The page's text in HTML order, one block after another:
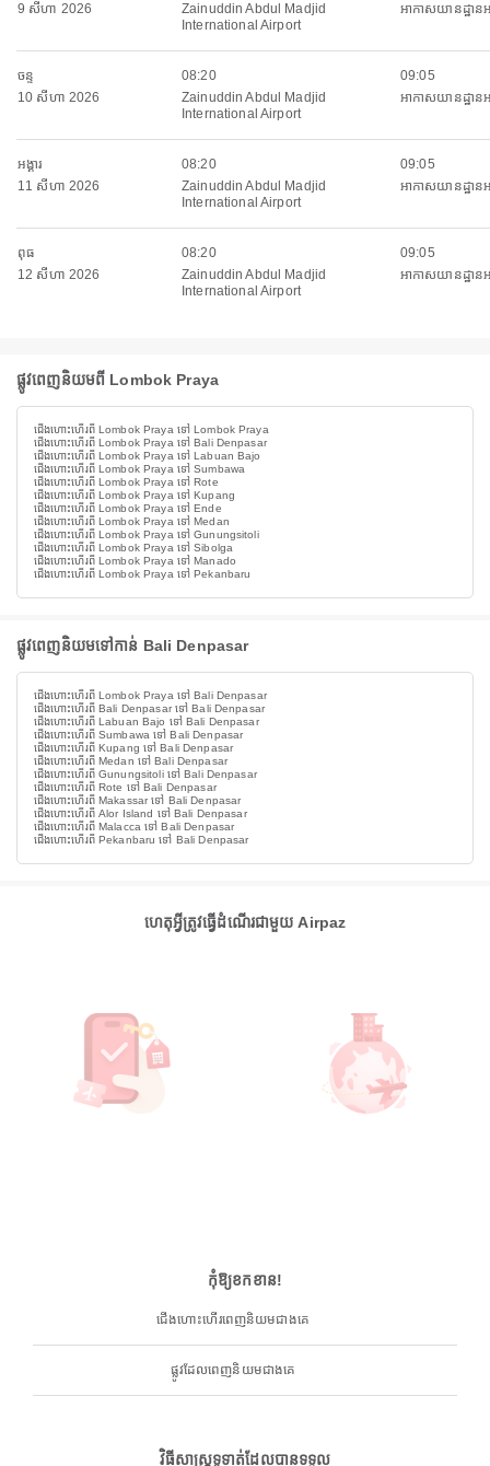
9 សីហា 2026
Zainuddin Abdul Madjid
International Airport
អាកាសយានដ្ឋានអ
ចន្ទ
10 សីហា 2026
08:20
Zainuddin Abdul Madjid
International Airport
09:05
អាកាសយានដ្ឋានអ
អង្គារ
11 សីហា 2026
08:20
Zainuddin Abdul Madjid
International Airport
09:05
អាកាសយានដ្ឋានអ
ពុធ
12 សីហា 2026
08:20
Zainuddin Abdul Madjid
International Airport
09:05
អាកាសយានដ្ឋានអ
ផ្លូវពេញនិយមពី Lombok Praya
ជើងហោះហើរពី Lombok Praya ទៅ Lombok Praya
ជើងហោះហើរពី Lombok Praya ទៅ Bali Denpasar
ជើងហោះហើរពី Lombok Praya ទៅ Labuan Bajo
ជើងហោះហើរពី Lombok Praya ទៅ Sumbawa
ជើងហោះហើរពី Lombok Praya ទៅ Rote
ជើងហោះហើរពី Lombok Praya ទៅ Kupang
ជើងហោះហើរពី Lombok Praya ទៅ Ende
ជើងហោះហើរពី Lombok Praya ទៅ Medan
ជើងហោះហើរពី Lombok Praya ទៅ Gunungsitoli
ជើងហោះហើរពី Lombok Praya ទៅ Sibolga
ជើងហោះហើរពី Lombok Praya ទៅ Manado
ជើងហោះហើរពី Lombok Praya ទៅ Pekanbaru
ផ្លូវពេញនិយមទៅកាន់ Bali Denpasar
ជើងហោះហើរពី Lombok Praya ទៅ Bali Denpasar
ជើងហោះហើរពី Bali Denpasar ទៅ Bali Denpasar
ជើងហោះហើរពី Labuan Bajo ទៅ Bali Denpasar
ជើងហោះហើរពី Sumbawa ទៅ Bali Denpasar
ជើងហោះហើរពី Kupang ទៅ Bali Denpasar
ជើងហោះហើរពី Medan ទៅ Bali Denpasar
ជើងហោះហើរពី Gunungsitoli ទៅ Bali Denpasar
ជើងហោះហើរពី Rote ទៅ Bali Denpasar
ជើងហោះហើរពី Makassar ទៅ Bali Denpasar
ជើងហោះហើរពី Alor Island ទៅ Bali Denpasar
ជើងហោះហើរពី Malacca ទៅ Bali Denpasar
ជើងហោះហើរពី Pekanbaru ទៅ Bali Denpasar
ហេតុអ្វីត្រូវធ្វើដំណើរជាមួយ Airpaz
កុំឱ្យខកខាន!
ជើងហោះហើរពេញនិយមជាងគេ
ផ្លូវដែលពេញនិយមជាងគេ
វិធីសាស្ត្រទូទាត់ដែលបានទទួល